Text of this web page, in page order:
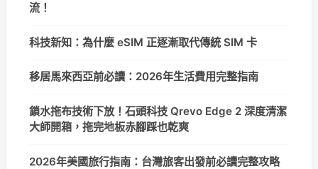
流！
科技新知：為什麼 eSIM 正逐漸取代傳統 SIM 卡
移居馬來西亞前必讀：2026年生活費用完整指南
鎖水拖布技術下放！石頭科技 Qrevo Edge 2 深度清潔
大師開箱，拖完地板赤腳踩也乾爽
2026年美國旅行指南：台灣旅客出發前必讀完整攻略